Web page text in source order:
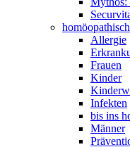
Allergie
Frauen
Kinder
Infekten
bis ins
Männer